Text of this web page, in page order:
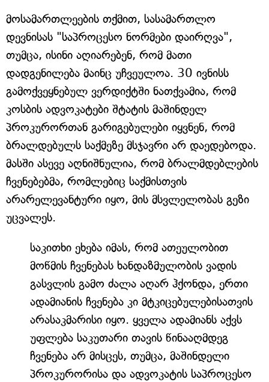
მოსამართლეების თქმით, სასამართლო
დევნისას "საპროცესო ნორმები დაირღვა",
თუმცა, ისინი აღიარებენ, რომ მათი
დადგენილება მაინც უჩვეულოა. 30 ივნისს
გამოქვეყნებულ ვერდიქტში ნათქვამია, რომ
კოსბის ადვოკატები შტატის მაშინდელ
პროკურორთან გარიგებულები იყვნენ, რომ
ბრალდებულს საქმეზე მსჯავრი არ დაედებოდა.
მასში ასევე აღნიშნულია, რომ ბრალმდებლების
ჩვენებებმა, რომლებიც საქმისთვის
არარელევანტური იყო, მის მსვლელობას გეზი
უცვალეს.
საკითხი ეხება იმას, რომ ათეულობით
მოწმის ჩვენებას ხანდაზმულობის ვადის
გასვლის გამო ძალა აღარ ჰქონდა, ერთი
ადამიანის ჩვენება კი მტკიცებულებისათვის
არასაკმარისი იყო. ყველა ადამიანს აქვს
უფლება საკუთარი თავის წინააღმდეგ
ჩვენება არ მისცეს, თუმცა, მაშინდელი
პროკურორისა და ადვოკატის საპროცესო